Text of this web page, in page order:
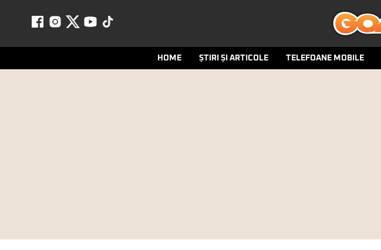
HOME ȘTIRI ȘI ARTICOLE TELEFOANE MOBILE